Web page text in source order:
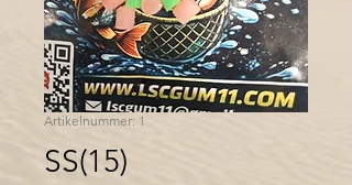
Artikelnummer: 1
SS(15)